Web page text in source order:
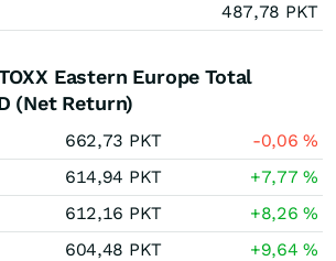
487,78 PKT
Eastern Europe Total
(Net Return)
662,73 PKT -0,06%
614,94 PKT +7,77%
612,16 PKT +8,26%
604,48 PKT +9,64%